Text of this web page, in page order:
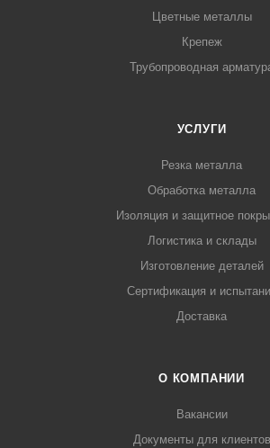
Цветные металлы
Крепеж
Трубопроводная
УСЛУГИ
Резка металла
Обработка металла
Изоляция и защитное
Логистика и склады
Изготовление деталей
Сертификация и
Доставка
О КОМПАНИИ
Вакансии
Документы для клиентов